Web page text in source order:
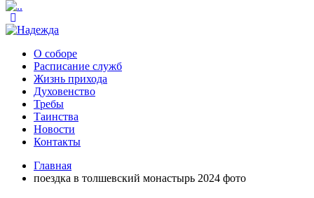
О соборе
Расписание служб
Жизнь прихода
Духовенство
Требы
Таинства
Новости
Контакты
Главная
поездка в толшевский монастырь 2024 фото